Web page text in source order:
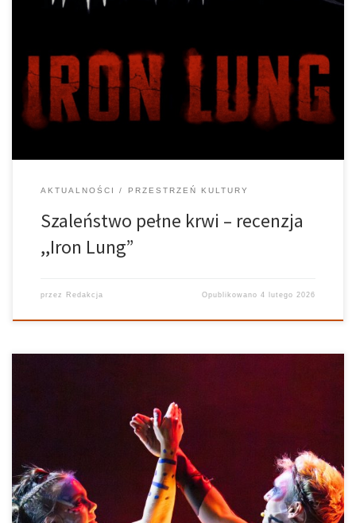
Od pracy przez naukę, czy przede wszystkim jako rozrywka. Mimo
to nadal istnieje wyraźne rozgraniczenie w odbiorze między
dziełami powstającymi […]
AKTUALNOŚCI PRZESTRZEŃ KULTURY
Szaleństwo pełne krwi – recenzja
,,Iron Lung”
przez Redakcja Opublikowano4 lutego 2026
„Kalyani” to najnowszy musical w reżyserii Tomasza Godzisza,
który 10 grudnia w poznańskiej Auli Artis zachwycił publiczność.
Spektakl stanowi poruszającą opowieść o plemieniu Tanaho,
ukazującą uniwersalne wartości, takie jak wspólnota, miłość i
wierność własnym ideałom. Starannie skomponowana muzyka
oraz dopracowana […]